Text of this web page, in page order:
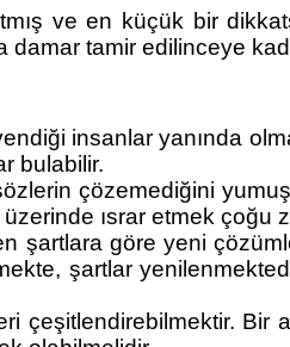
ve en küçük bir
damar tamir edilinceye
insanlar yanında
bulabilir.
çözemediğini
ısrar etmek çoğu
şartlara göre yeni
şartlar
Bir